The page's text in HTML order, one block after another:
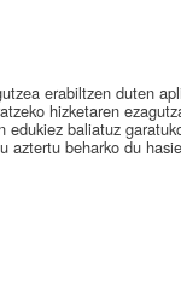
erabiltzen duten
hizketaren
baliatuz
aztertu beharko du